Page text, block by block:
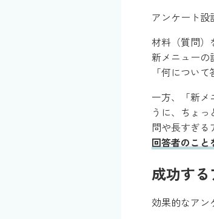
アンケート設
材料（質問）
新メニューの
「何につい
一方、「新メ
うに、ちょ
問や長すぎる
回答者のこと
成功す
効果的なアン